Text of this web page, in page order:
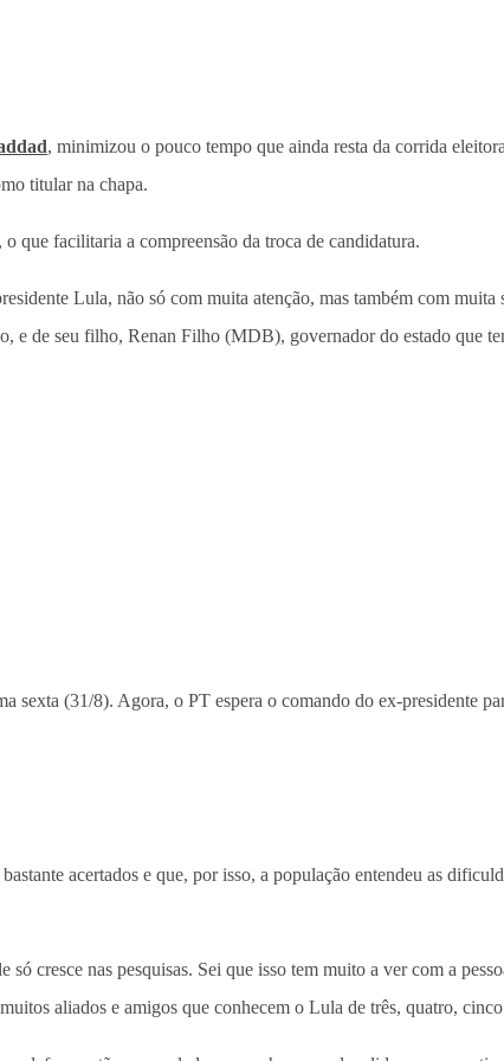
, minimizou o pouco tempo que ainda resta da corrida
titular na chapa.
que facilitaria a compreensão da troca de candidatura.
Lula, não só com muita atenção, mas também com
de seu filho, Renan Filho (MDB), governador do estado que
(31/8). Agora, o PT espera o comando do ex-presidente
acertados e que, por isso, a população entendeu as
cresce nas pesquisas. Sei que isso tem muito a ver com a
aliados e amigos que conhecem o Lula de três, quatro, cinco